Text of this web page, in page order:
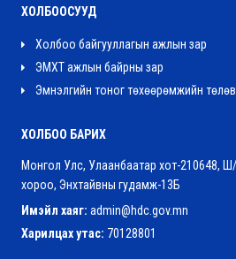
ХОЛБООСУУД
Холбоо байгууллагын ажлын зар
ЭМХТ ажлын байрны зар
Эмнэлгийн тоног төхөөрөмжийн
ХОЛБОО БАРИХ
Монгол Улс, Улаанбаатар хот-210648, Ш/
хороо, Энхтайвны гудамж-13Б
Имэйл хаяг: admin@hdc.gov.mn
Харилцах утас: 70128801